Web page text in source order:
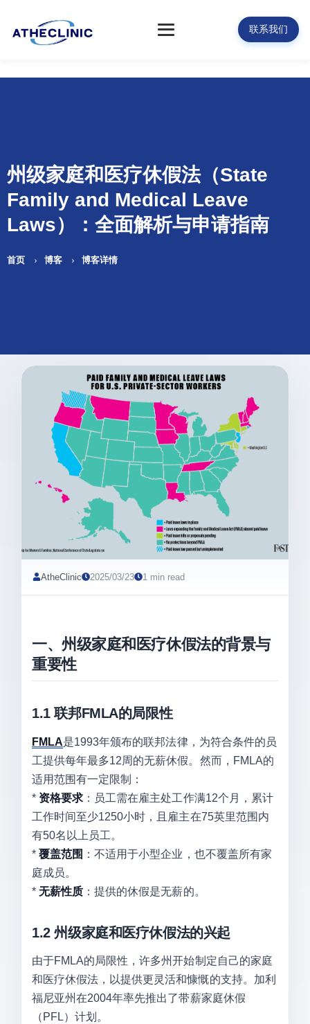
联系我们
州级家庭和医疗休假法（State
Family and Medical Leave
Laws）：全面解析与申请指南
首页 博客 博客详情
AtheClinic 2025/03/23 1 min read
一、州级家庭和医疗休假法的背景与
重要性
1.1 联邦FMLA的局限性
FMLA是1993年颁布的联邦法律，为符合条件的员
工提供每年最多12周的无薪休假。然而，FMLA的
适用范围有一定限制：
* 资格要求 ：员工需在雇主处工作满12个月，累计
工作时间至少1250小时，且雇主在75英里范围内
有50名以上员工。
*覆盖范围 ：不适用于小型企业，也不覆盖所有家
庭成员。
*无薪性质 ：提供的休假是无薪的。
1.2 州级家庭和医疗休假法的兴起
由于FMLA的局限性，许多州开始制定自己的家庭
和医疗休假法，以提供更灵活和慷慨的支持。加利
福尼亚州在2004年率先推出了带薪家庭休假
（PFL）计划。